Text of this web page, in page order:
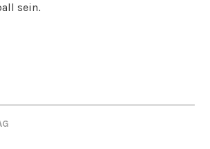
sein.